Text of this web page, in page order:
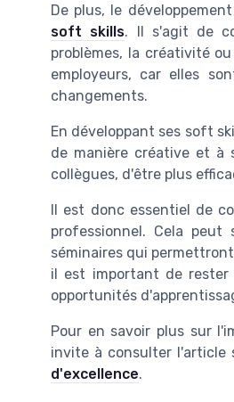
De plus, le
soft skills. Il s'agit de
problèmes, la créativité
employeurs, car elles
changements.
En développant ses soft
de manière créative et à
collègues, d'être plus
Il est donc essentiel de
professionnel. Cela
séminaires qui
il est important de rester
opportunités
Pour en savoir plus sur
invite à consulter l'article
d'excellence.